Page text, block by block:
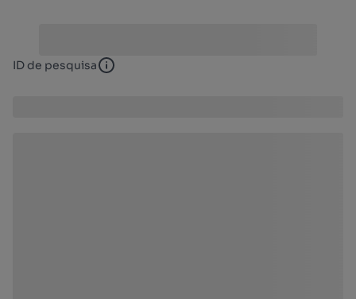
ID de pesquisa ID de pesquisa